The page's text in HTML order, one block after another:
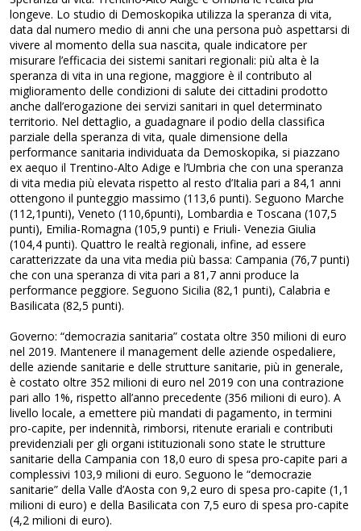
longeve. Lo studio di Demoskopika utilizza la speranza di vita,
data dal numero medio di anni che una persona può aspettarsi di
vivere al momento della sua nascita, quale indicatore per
misurare l’efficacia dei sistemi sanitari regionali: più alta è la
speranza di vita in una regione, maggiore è il contributo al
miglioramento delle condizioni di salute dei cittadini prodotto
anche dall’erogazione dei servizi sanitari in quel determinato
territorio. Nel dettaglio, a guadagnare il podio della classifica
parziale della speranza di vita, quale dimensione della
performance sanitaria individuata da Demoskopika, si piazzano
ex aequo il Trentino-Alto Adige e l’Umbria che con una speranza
di vita media più elevata rispetto al resto d’Italia pari a 84,1 anni
ottengono il punteggio massimo (113,6 punti). Seguono Marche
(112,1punti), Veneto (110,6punti), Lombardia e Toscana (107,5
punti), Emilia-Romagna (105,9 punti) e Friuli- Venezia Giulia
(104,4 punti). Quattro le realtà regionali, infine, ad essere
caratterizzate da una vita media più bassa: Campania (76,7 punti)
che con una speranza di vita pari a 81,7 anni produce la
performance peggiore. Seguono Sicilia (82,1 punti), Calabria e
Basilicata (82,5 punti).
Governo: “democrazia sanitaria” costata oltre 350 milioni di euro
nel 2019. Mantenere il management delle aziende ospedaliere,
delle aziende sanitarie e delle strutture sanitarie, più in generale,
è costato oltre 352 milioni di euro nel 2019 con una contrazione
pari allo 1%, rispetto all’anno precedente (356 milioni di euro). A
livello locale, a emettere più mandati di pagamento, in termini
pro-capite, per indennità, rimborsi, ritenute erariali e contributi
previdenziali per gli organi istituzionali sono state le strutture
sanitarie della Campania con 18,0 euro di spesa pro-capite pari a
complessivi 103,9 milioni di euro. Seguono le “democrazie
sanitarie” della Valle d’Aosta con 9,2 euro di spesa pro-capite (1,1
milioni di euro) e della Basilicata con 7,5 euro di spesa pro-capite
(4,2 milioni di euro).